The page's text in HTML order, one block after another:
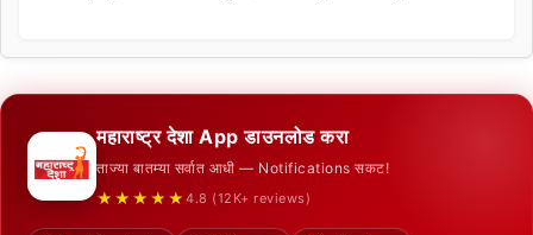
महाराष्ट्र देशा App डाउनलोड करा
ताज्या बातम्या सर्वात आधी — Notifications सकट!
★★★★★ 4.8 (12K+ reviews)